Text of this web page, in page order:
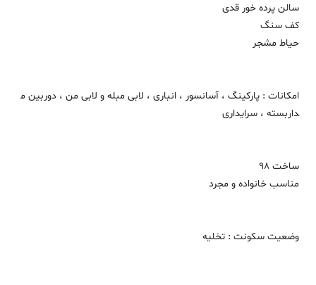
سالن پرده خور قدی
کف سنگ
حیاط مشجر
امکانات : پارکینگ ، آسانسور ، انباری ، لابی مبله و لابی من ، دوربین م
داربسته ، سرایداری
ساخت 98
مناسب خانواده و مجرد
وضعیت سکونت : تخلیه